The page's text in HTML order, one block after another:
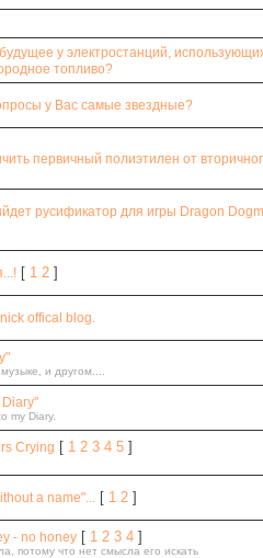
у электростанций,
топливо?
у Вас самые звездные?
первичный полиэтилен от
русификатор для игры Dragon
[ 1 2 ]
offical blog.
и другом....
my Diary.
Crying [ 1 2 3 4 5 ]
a name"... [ 1 2 ]
- no honey [ 1 2 3 4 ]
потому что нет смысла его искать